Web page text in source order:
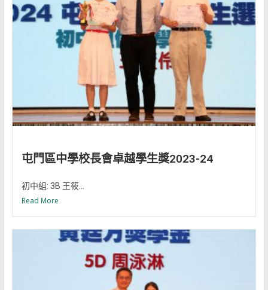
屯門區中學校長會卓越學生獎2023-24
初中組: 3B 王筱...
Read More